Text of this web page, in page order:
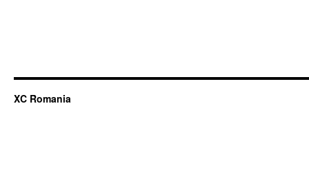
XC Romania